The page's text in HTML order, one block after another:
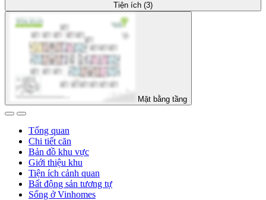
Tiện ích (3)
Mặt bằng tầng
Tổng quan
Chi tiết căn
Bản đồ khu vực
Giới thiệu khu
Tiện ích cảnh quan
Bất động sản tương tự
Sống ở Vinhomes